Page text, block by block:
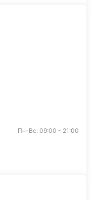
Пн-Вс: 09:00 - 21:00